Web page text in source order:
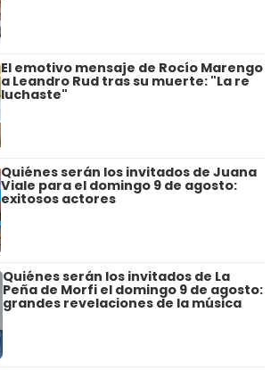
El emotivo mensaje de Rocío Marengo
a Leandro Rud tras su muerte: "La re
luchaste"
Quiénes serán los invitados de Juana
Viale para el domingo 9 de agosto:
exitosos actores
Quiénes serán los invitados de La
Peña de Morfi el domingo 9 de agosto:
grandes revelaciones de la música